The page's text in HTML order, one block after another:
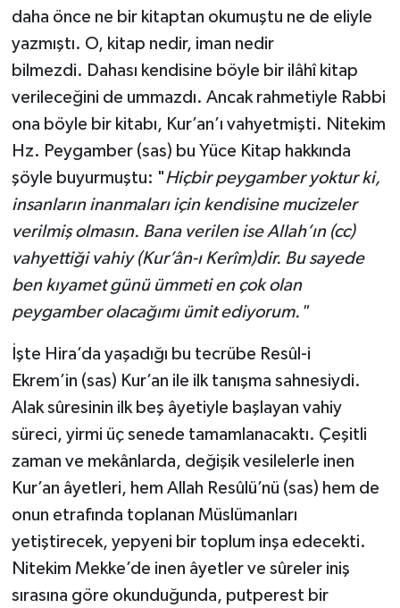
daha önce ne bir kitaptan okumuştu ne de eliyle
yazmıştı. O, kitap nedir, iman nedir
bilmezdi. Dahası kendisine böyle bir ilâhî kitap
verileceğini de ummazdı. Ancak rahmetiyle Rabbi
ona böyle bir kitabı, Kur’an’ı vahyetmişti. Nitekim
Hz. Peygamber (sas) bu Yüce Kitap hakkında
şöyle buyurmuştu: "Hiçbir peygamber yoktur ki,
insanların inanmaları için kendisine mucizeler
verilmiş olmasın. Bana verilen ise Allah’ın (cc)
vahyettiği vahiy (Kur’ân-ı Kerîm)dir. Bu sayede
ben kıyamet günü ümmeti en çok olan
peygamber olacağımı ümit ediyorum."
İşte Hira’da yaşadığı bu tecrübe Resûl-i
Ekrem’in (sas) Kur’an ile ilk tanışma sahnesiydi.
Alak sûresinin ilk beş âyetiyle başlayan vahiy
süreci, yirmi üç senede tamamlanacaktı. Çeşitli
zaman ve mekânlarda, değişik vesilelerle inen
Kur’an âyetleri, hem Allah Resûlü’nü (sas) hem de
onun etrafında toplanan Müslümanları
yetiştirecek, yepyeni bir toplum inşa edecekti.
Nitekim Mekke’de inen âyetler ve sûreler iniş
sırasına göre okunduğunda, putperest bir